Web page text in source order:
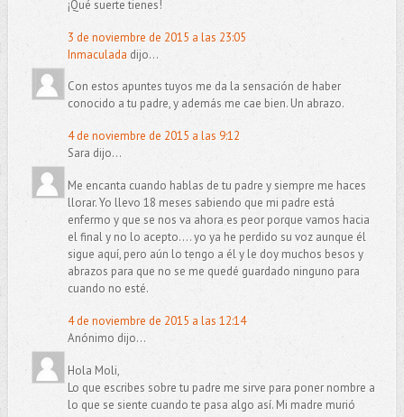
¡Qué suerte tienes!
3 de noviembre de 2015 a las 23:05
Inmaculada dijo...
Con estos apuntes tuyos me da la sensación de haber
conocido a tu padre, y además me cae bien. Un abrazo.
4 de noviembre de 2015 a las 9:12
Sara dijo...
Me encanta cuando hablas de tu padre y siempre me haces
llorar. Yo llevo 18 meses sabiendo que mi padre está
enfermo y que se nos va ahora es peor porque vamos hacia
el final y no lo acepto.... yo ya he perdido su voz aunque él
sigue aquí, pero aún lo tengo a él y le doy muchos besos y
abrazos para que no se me quedé guardado ninguno para
cuando no esté.
4 de noviembre de 2015 a las 12:14
Anónimo dijo...
Hola Moli,
Lo que escribes sobre tu padre me sirve para poner nombre a
lo que se siente cuando te pasa algo así. Mi madre murió